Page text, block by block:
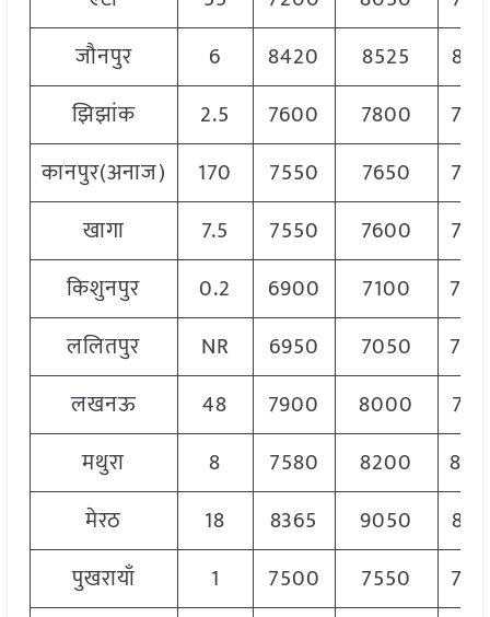
जौनपुर
6 8420 8525
झिझांक
2.5 7600 7800
कानपुर(अनाज)
170 7550 7650
खागा
7.5 7550 7600
किशुनपुर
0.2 6900 7100
ललितपुर
NR 6950 7050
लखनऊ
48 7900 8000
मथुरा
8 7580 8200
मेरठ
18 8365 9050
पुखरायाँ
1 7500 7550